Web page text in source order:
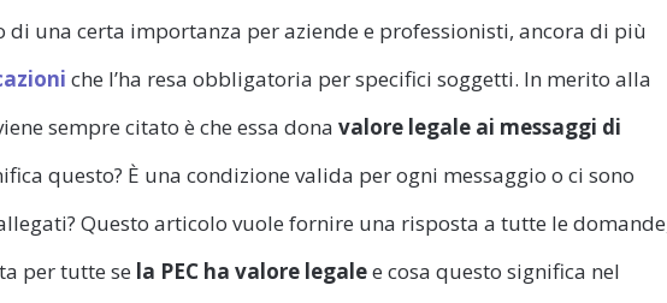
di una certa importanza per aziende e professionisti, ancora di più
che l’ha resa obbligatoria per specifici soggetti. In merito alla
sempre citato è che essa dona valore legale ai messaggi di
questo? È una condizione valida per ogni messaggio o ci sono
Questo articolo vuole fornire una risposta a tutte le
per tutte se la PEC ha valore legalee cosa questo significa nel